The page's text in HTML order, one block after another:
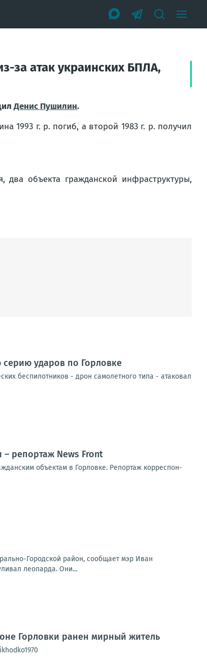
за атак украинских БПЛА,
Денис Пушилин.
1993 г. р. погиб, а второй 1983 г. р. получил
объекта гражданской инфраструктуры,
ударов по Горловке
беспилотников - дрон самолетного типа - атаковал
репортаж News Front
объ­ек­там в Гор­лов­ке. Репор­таж кор­ре­спон­
Городской район, сообщает мэр Иван
леопарда. Они...
Горловки ранен мирный житель